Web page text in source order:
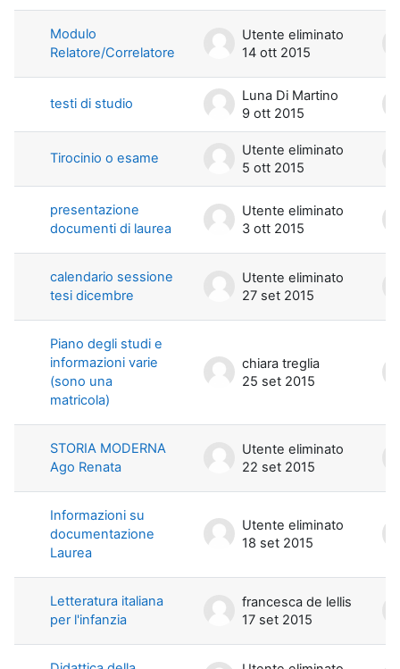
Modulo
Relatore/Correlatore
Utente eliminato
14 ott 2015
testi di studio
Luna Di Martino
9 ott 2015
Tirocinio o esame
Utente eliminato
5 ott 2015
presentazione
documenti di laurea
Utente eliminato
3 ott 2015
calendario sessione
tesi dicembre
Utente eliminato
27 set 2015
Piano degli studi e
informazioni varie
(sono una
matricola)
chiara treglia
25 set 2015
STORIA MODERNA
Ago Renata
Utente eliminato
22 set 2015
Informazioni su
documentazione
Laurea
Utente eliminato
18 set 2015
Letteratura italiana
per l'infanzia
francesca de lellis
17 set 2015